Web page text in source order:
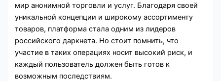
мир анонимной торговли и услуг. Благодаря своей
уникальной концепции и широкому ассортименту
товаров, платформа стала одним из лидеров
российского даркнета. Но стоит помнить, что
участие в таких операциях носит высокий риск, и
каждый пользователь должен быть готов к
возможным последствиям.